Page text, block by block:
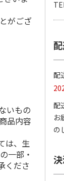
風』チョコラータと
セッ…
5.0（7）
1,969円
がござ
いもの
品内容
は、生
一部・
くださ
配
配
お
の